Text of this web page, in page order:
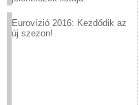
Eurovízió 2016: Kezdődik az
új szezon!